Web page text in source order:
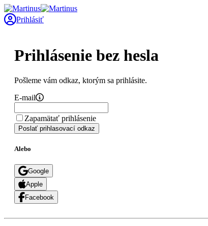
Prihlásiť
Prihlásenie bez hesla
Pošleme vám odkaz, ktorým sa prihlásite.
E-mail
Zapamätať prihlásenie
Poslať prihlasovací odkaz
Alebo
Google
Apple
Facebook